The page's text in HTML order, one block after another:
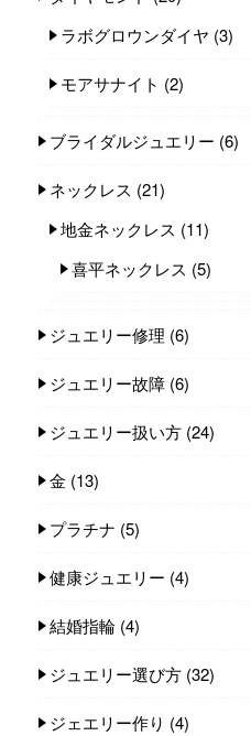
ラボグロウンダイヤ (3)
モアサナイト (2)
ブライダルジュエリー (6)
ネックレス (21)
地金ネックレス (11)
喜平ネックレス (5)
ジュエリー修理 (6)
ジュエリー故障 (6)
ジュエリー扱い方 (24)
金 (13)
プラチナ (5)
健康ジュエリー (4)
結婚指輪 (4)
ジュエリー選び方 (32)
ジェエリー作り (4)